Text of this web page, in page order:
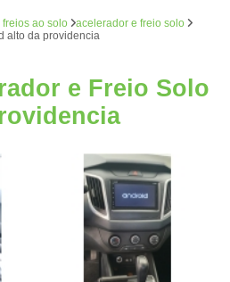
ao solo
acelerador e freio solo
alto da providencia
e Freio Solo